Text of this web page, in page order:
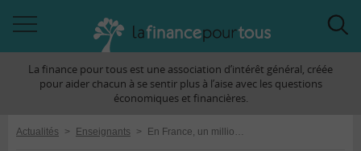
àLa finance pour tous est une association d’intérêt général, créée
pour aider chacun à se sentir plus à l’aise avec les questions
économiques et financières.
Actualités > Enseignants > En France, un million de jeunes sont en situation de grande précarité